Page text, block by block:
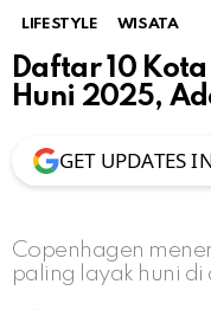
LIFESTYLE WISATA
Daftar 10
Huni 2025,
GET UPDATES
Copenhagen
paling layak huni